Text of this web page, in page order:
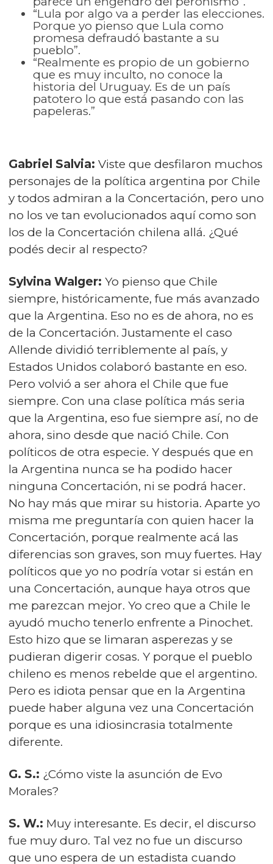
“Lula por algo va a perder las elecciones.
Porque yo pienso que Lula como
promesa defraudó bastante a su
pueblo”.
“Realmente es propio de un gobierno
que es muy inculto, no conoce la
historia del Uruguay. Es de un país
patotero lo que está pasando con las
papeleras.”
Gabriel Salvia: Viste que desfilaron muchos
personajes de la política argentina por Chile
y todos admiran a la Concertación, pero uno
no los ve tan evolucionados aquí como son
los de la Concertación chilena allá. ¿Qué
podés decir al respecto?
Sylvina Walger: Yo pienso que Chile
siempre, históricamente, fue más avanzado
que la Argentina. Eso no es de ahora, no es
de la Concertación. Justamente el caso
Allende dividió terriblemente al país, y
Estados Unidos colaboró bastante en eso.
Pero volvió a ser ahora el Chile que fue
siempre. Con una clase política más seria
que la Argentina, eso fue siempre así, no de
ahora, sino desde que nació Chile. Con
políticos de otra especie. Y después que en
la Argentina nunca se ha podido hacer
ninguna Concertación, ni se podrá hacer.
No hay más que mirar su historia. Aparte yo
misma me preguntaría con quien hacer la
Concertación, porque realmente acá las
diferencias son graves, son muy fuertes. Hay
políticos que yo no podría votar si están en
una Concertación, aunque haya otros que
me parezcan mejor. Yo creo que a Chile le
ayudó mucho tenerlo enfrente a Pinochet.
Esto hizo que se limaran asperezas y se
pudieran digerir cosas. Y porque el pueblo
chileno es menos rebelde que el argentino.
Pero es idiota pensar que en la Argentina
puede haber alguna vez una Concertación
porque es una idiosincrasia totalmente
diferente.
G. S.: ¿Cómo viste la asunción de Evo
Morales?
S. W.: Muy interesante. Es decir, el discurso
fue muy duro. Tal vez no fue un discurso
que uno espera de un estadista cuando